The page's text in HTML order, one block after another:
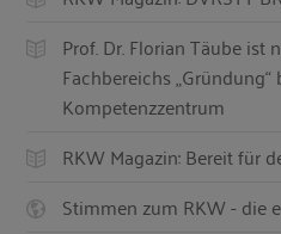
Prof. Dr. Florian Täube ist
Fachbereichs
Kompetenzzentrum
RKW Magazin: Bereit für
Stimmen zum RKW - die